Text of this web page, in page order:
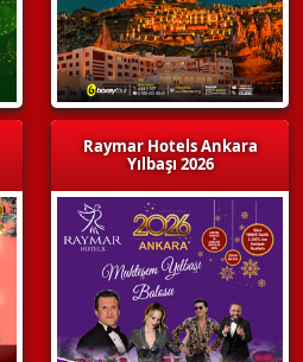
Raymar Hotels Ankara
Yılbaşı 2026